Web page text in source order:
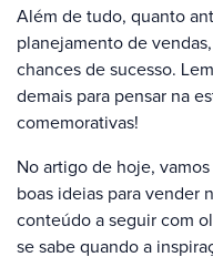
Além de tudo, quanto
planejamento de
chances de sucesso.
demais para pensar na
comemorativas!
No artigo de hoje,
boas ideias para vender
conteúdo a seguir com
se sabe quando a